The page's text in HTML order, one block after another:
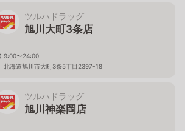
ツルハドラッグ
旭川大町3条店
9:00〜24:00
北海道旭川市大町3条5丁目2397-18
ツルハドラッグ
旭川神楽岡店